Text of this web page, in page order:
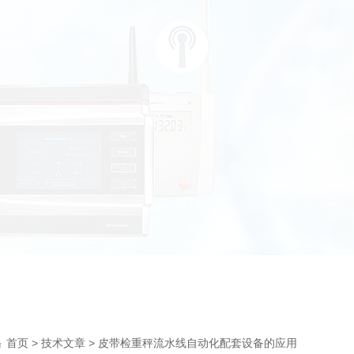
首页 > 技术文章 > 皮带检重秤流水线自动化配套设备的应用